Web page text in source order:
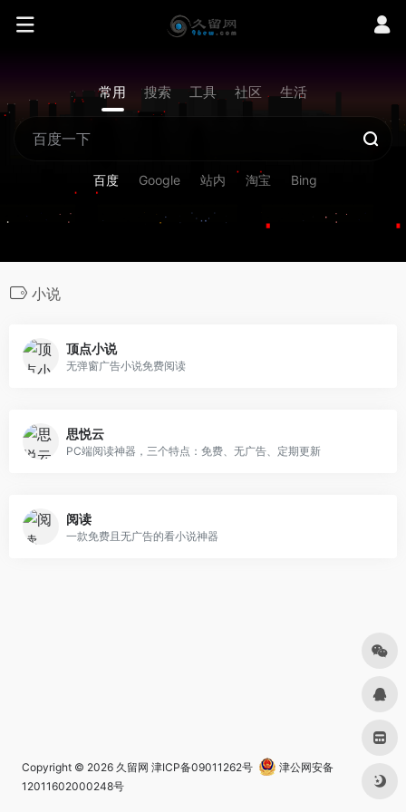
常用 搜索 工具 社区 生活
百度 Google 站内 淘宝 Bing
小说
顶点小说
无弹窗广告小说免费阅读
思悦云
PC端阅读神器，三个特点：免费、无广告、定期更新
阅读
一款免费且无广告的看小说神器
Copyright © 2026 久留网 津ICP备09011262号
津公网安备
12011602000248号